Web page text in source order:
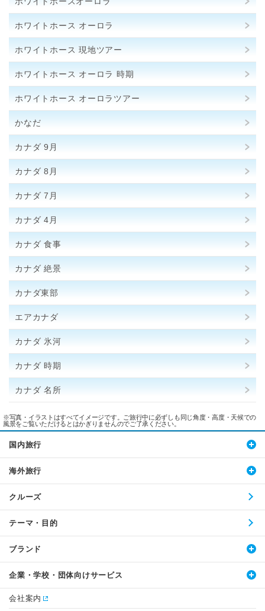
ホワイトホース オーロラ
ホワイトホース 現地ツアー
ホワイトホース オーロラ 時期
ホワイトホース オーロラツアー
かなだ
カナダ 9月
カナダ 8月
カナダ 7月
カナダ 4月
カナダ 食事
カナダ 絶景
カナダ東部
エアカナダ
カナダ 氷河
カナダ 時期
カナダ 名所
※写真・イラストはすべてイメージです。ご旅行中に必ずしも同じ角度・高度・天候での
風景をご覧いただけるとはかぎりませんのでご了承ください。
国内旅行
海外旅行
クルーズ
テーマ・目的
ブランド
企業・学校・団体向けサービス
会社案内